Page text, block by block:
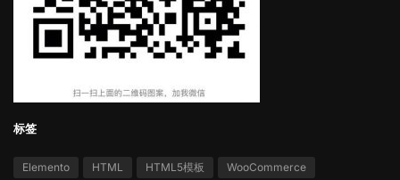
标签
Elemento HTML HTML5模板 WooCommerce